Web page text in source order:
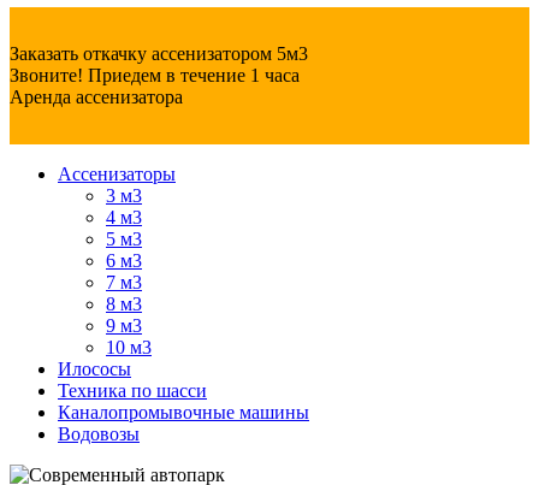
Заказать откачку ассенизатором 5м3
Звоните! Приедем в течение 1 часа
Аренда ассенизатора
Ассенизаторы
3 м3
4 м3
5 м3
6 м3
7 м3
8 м3
9 м3
10 м3
Илососы
Техника по шасси
Каналопромывочные машины
Водовозы